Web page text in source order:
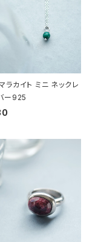
ラカイト ミニ ネックレ
ー925